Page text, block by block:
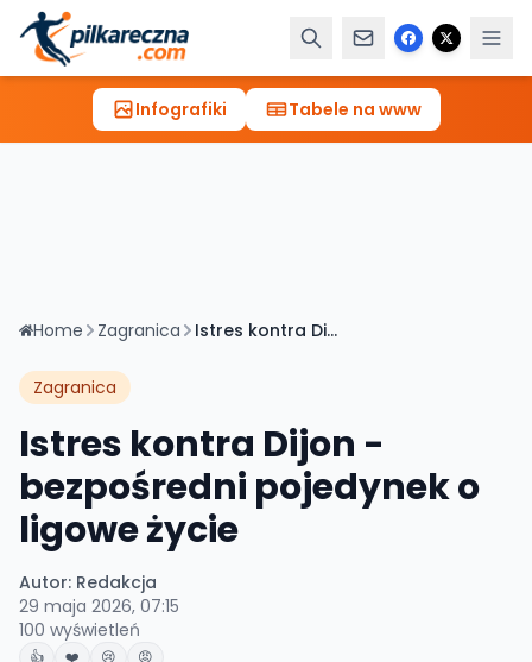
Infografiki Tabele na www
Home Zagranica Istres kontra Dijon - bezpośredni pojedynek o ligowe życie
Zagranica
Istres kontra Dijon -
bezpośredni pojedynek o
ligowe życie
Autor: Redakcja
29 maja 2026, 07:15
100 wyświetleń
👍 ❤️ 😢 😡